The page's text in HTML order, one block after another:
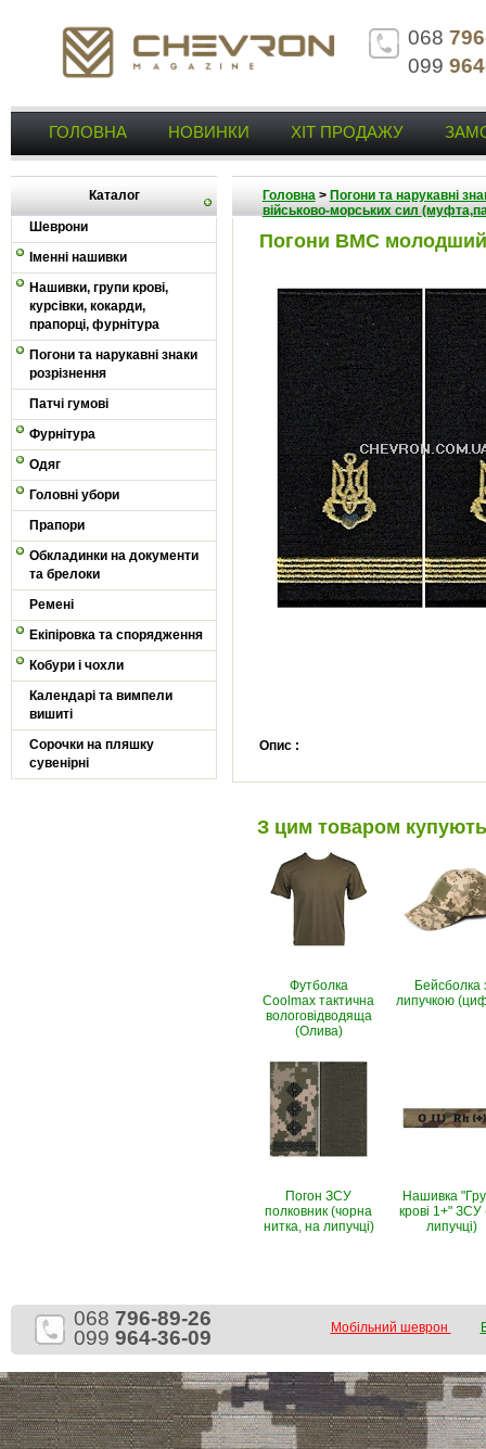
068
099
ГОЛОВНА НОВИНКИ ХІТ ПРОДАЖУ
Каталог
Шеврони
Іменні нашивки
Нашивки, групи крові,
курсівки, кокарди,
прапорці, фурнітура
Погони та нарукавні знаки
розрізнення
Патчі гумові
Фурнітура
Одяг
Головні убори
Прапори
Обкладинки на документи
та брелоки
Ремені
Екіпіровка та спорядження
Кобури і чохли
Календарі та вимпели
вишиті
Сорочки на пляшку
сувенірні
Головна> Погони та нарукавні
військово-морських сил
Погони ВМС
Опис :
З цим товаром купують
Футболка
Coolmax тактична
вологовiдводяща
(Олива)
Бейсболка
липучкою
Погон ЗСУ
полковник (чорна
нитка, на липучці)
Нашивка
крові 1+" ЗСУ
липучці)
068 796-89-26
099 964-36-09 Мобільний шеврон